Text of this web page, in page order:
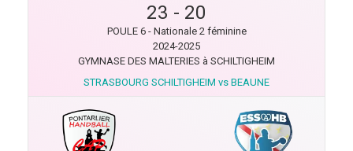
23 - 20
POULE 6 - Nationale 2 féminine
2024-2025
GYMNASE DES MALTERIES à SCHILTIGHEIM
STRASBOURG SCHILTIGHEIM vs BEAUNE